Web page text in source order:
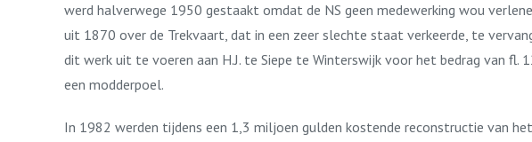
werd halverwege 1950 gestaakt omdat de NS geen medewerking wou
uit 1870 over de Trekvaart, dat in een zeer slechte staat verkeerde, te
dit werk uit te voeren aan H.J. te Siepe te Winterswijk voor het bedrag van
een modderpoel.
In 1982 werden tijdens een 1,3 miljoen gulden kostende reconstructie van